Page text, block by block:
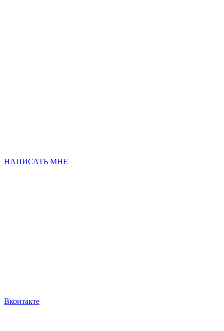
НАПИСАТЬ МНЕ
Вконтакте